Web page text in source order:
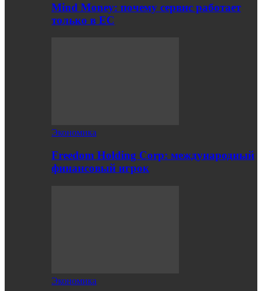
Mind Money: почему сервис работает
только в ЕС
Экономика
Freedom Holding Corp: международный
финансовый игрок
Экономика